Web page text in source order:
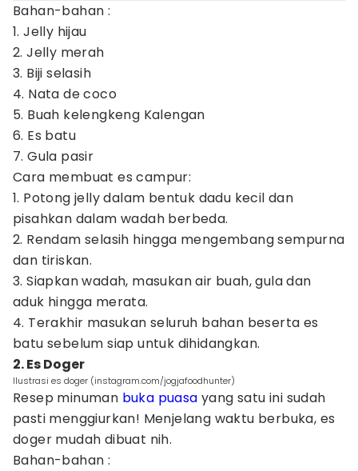
Bahan-bahan :
1. Jelly hijau
2. Jelly merah
3. Biji selasih
4. Nata de coco
5. Buah kelengkeng Kalengan
6. Es batu
7. Gula pasir
Cara membuat es campur:
1. Potong jelly dalam bentuk dadu kecil dan
pisahkan dalam wadah berbeda.
2. Rendam selasih hingga mengembang sempurna
dan tiriskan.
3. Siapkan wadah, masukan air buah, gula dan
aduk hingga merata.
4. Terakhir masukan seluruh bahan beserta es
batu sebelum siap untuk dihidangkan.
2. Es Doger
Ilustrasi es doger (instagram.com/jogjafoodhunter)
Resep minuman buka puasa yang satu ini sudah
pasti menggiurkan! Menjelang waktu berbuka, es
doger mudah dibuat nih.
Bahan-bahan :